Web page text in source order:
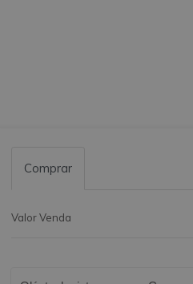
Comprar
Valor Venda